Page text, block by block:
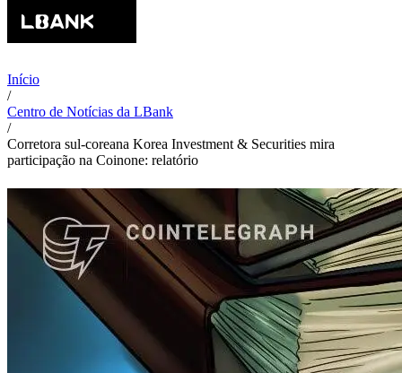
Início
/
Centro de Notícias da LBank
/
Corretora sul-coreana Korea Investment & Securities mira
participação na Coinone: relatório